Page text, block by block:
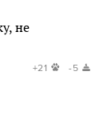
не
+21 -5